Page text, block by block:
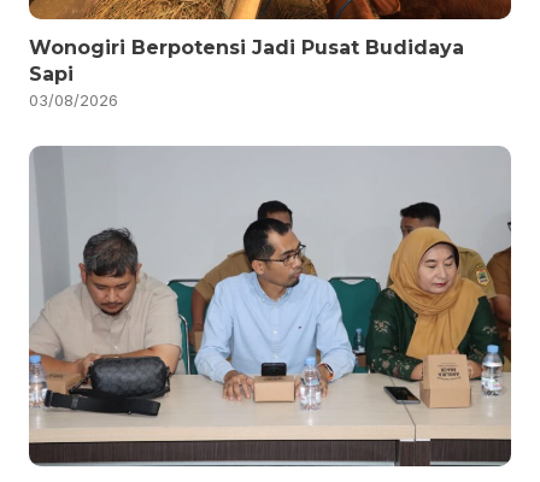
Wonogiri Berpotensi Jadi Pusat Budidaya
Sapi
03/08/2026